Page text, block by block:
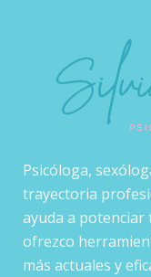
Psicóloga,
trayectoria
ayuda a potenciar
ofrezco
más actuales y